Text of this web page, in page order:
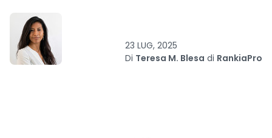
23 LUG, 2025
Di Teresa M. Blesa di RankiaPro